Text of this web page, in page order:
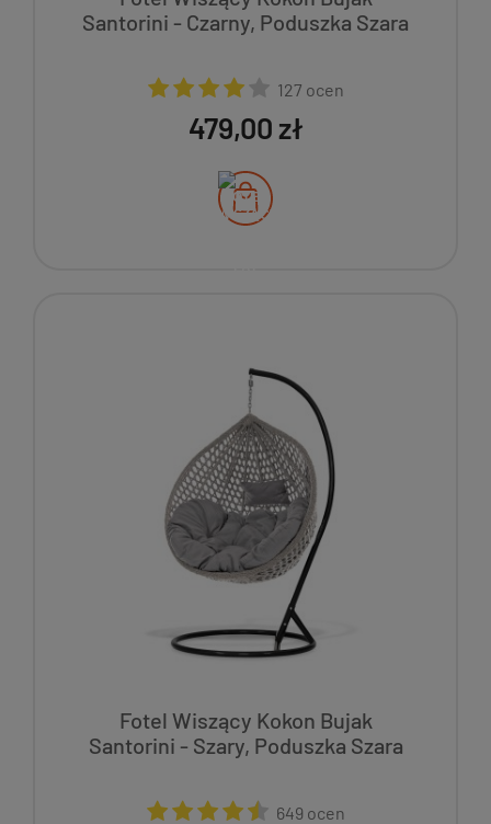
Santorini - Czarny, Poduszka Szara
127 ocen
479,00 zł
Fotel Wiszący Kokon Bujak
Santorini - Szary, Poduszka Szara
649 ocen